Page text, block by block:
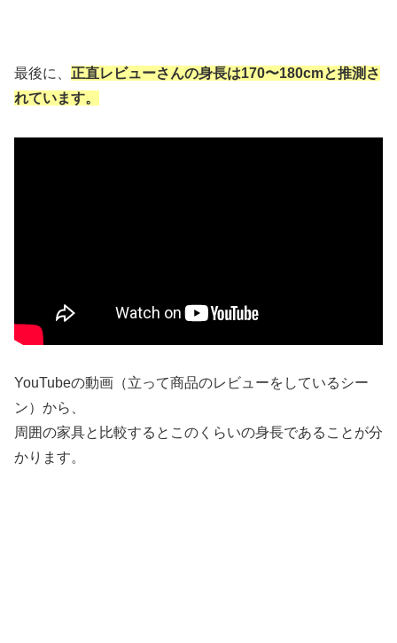
最後に、 正直レビューさんの身長は170〜180cmと推測さ
れています。
YouTubeの動画（立って商品のレビューをしているシー
ン）から、
周囲の家具と比較するとこのくらいの身長であることが分
かります。